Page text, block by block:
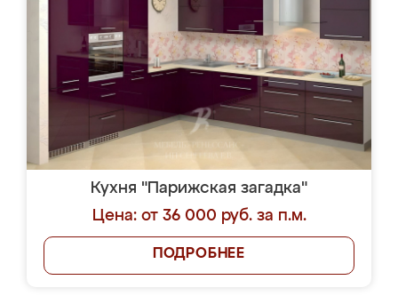
Кухня "Парижская загадка"
Цена: от 36 000 руб. за п.м.
ПОДРОБНЕЕ